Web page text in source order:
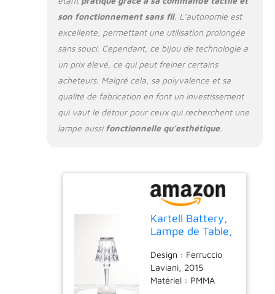
son fonctionnement sans fil. L’autonomie est
excellente, permettant une utilisation prolongée
sans souci. Cependant, ce bijou de technologie a
un prix élevé, ce qui peut freiner certains
acheteurs. Malgré cela, sa polyvalence et sa
qualité de fabrication en font un investissement
qui vaut le détour pour ceux qui recherchent une
lampe aussi fonctionnelle qu’esthétique.
Kartell Battery,
Lampe de Table,
Design : Ferruccio
Laviani, 2015
Matériel : PMMA